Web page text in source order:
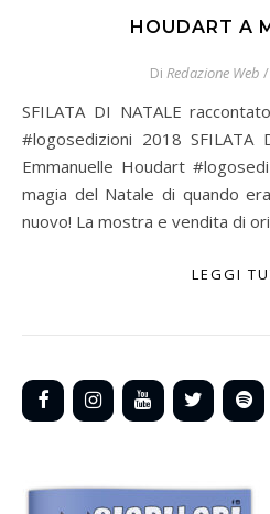
HOUDART A
Di Redazione Web /
SFILATA DI NATALE raccontato da Emmanuelle Houdart
#logosedizioni 2018 SFILATA
Emmanuelle Houdart
magia del Natale di quando
nuovo! La mostra e vendita di
LEGGI